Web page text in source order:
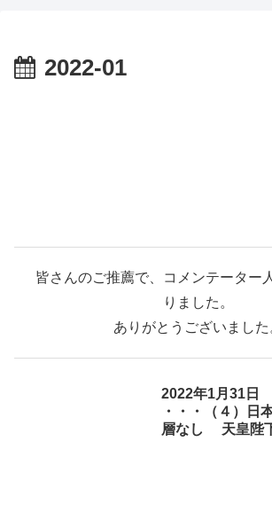
2022-01
皆さんのご推薦で、コメンテーター
りました。
ありがとうございました
2022年1月31日
・・・（４）日
層なし 天皇陛